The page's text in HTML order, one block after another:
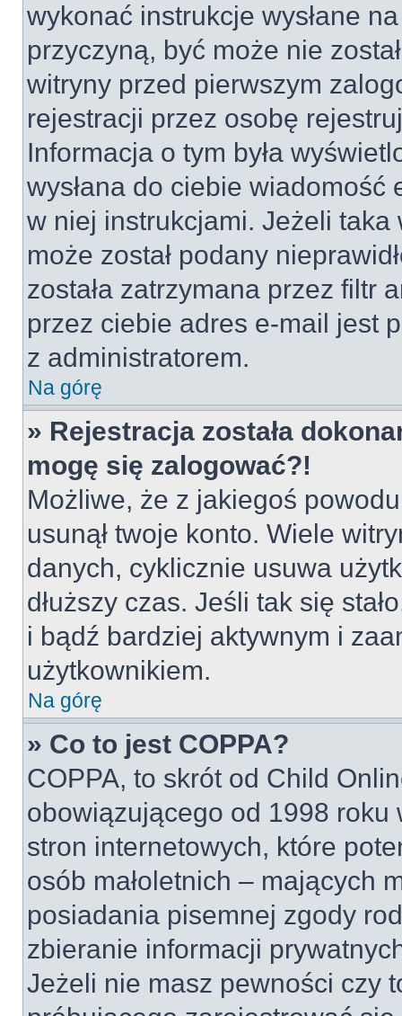
wykonać instrukcje wysłane
przyczyną, być może nie
witryny przed pierwszym
rejestracji przez osobę
Informacja o tym była
wysłana do ciebie
w niej instrukcjami. Jeżeli taka
może został podany
została zatrzymana przez filtr
przez ciebie adres e-mail jest
z administratorem.
Na górę
» Rejestracja została
mogę się zalogować?!
Możliwe, że z jakiegoś
usunął twoje konto. Wiele
danych, cyklicznie usuwa
dłuższy czas. Jeśli tak się
i bądź bardziej aktywnym i
użytkownikiem.
Na górę
» Co to jest COPPA?
COPPA, to skrót od Child
obowiązującego od 1998 roku
stron internetowych, które
osób małoletnich – mających
posiadania pisemnej zgody
zbieranie informacji
Jeżeli nie masz pewności czy